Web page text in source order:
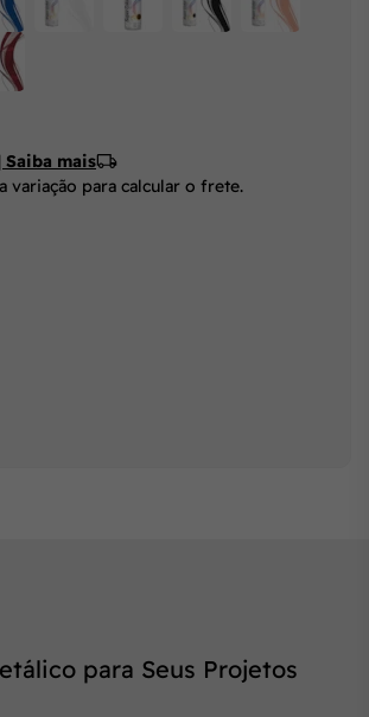
mais
variação para calcular o frete.
para Seus Projetos